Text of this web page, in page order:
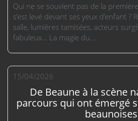
Qui ne se souvient pas de la
s’est levé devant ses yeux d’enfant ?
salle, lumières tamisées, acteurs
fabuleux… La magie du...
15/04/2026
De Beaune à la scène
parcours qui ont émergé
beaunoises